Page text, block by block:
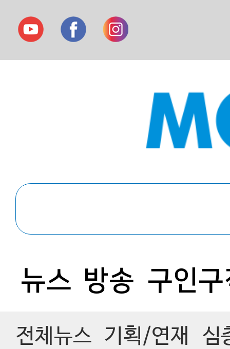
뉴스 방송 구인
전체뉴스 기획/연재 심
1